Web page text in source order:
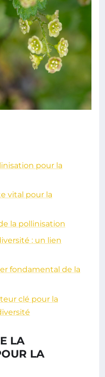
pour la
vital pour la
la pollinisation
: un lien
fondamental de la
clé pour la
LA
LA